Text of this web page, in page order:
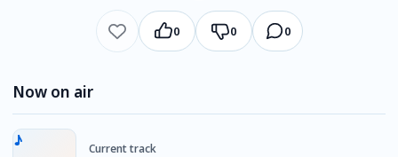
0 0 0
Now on air
Current track